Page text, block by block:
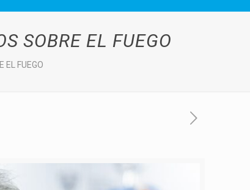
SOBRE EL FUEGO
EL FUEGO